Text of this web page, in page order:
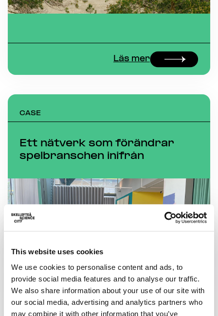
This website uses cookies
We use cookies to personalise content and ads, to
provide social media features and to analyse our traffic.
We also share information about your use of our site with
our social media, advertising and analytics partners who
may combine it with other information that you’ve
Läs mer
CASE
Ett nätverk som förändrar
spelbranschen inifrån